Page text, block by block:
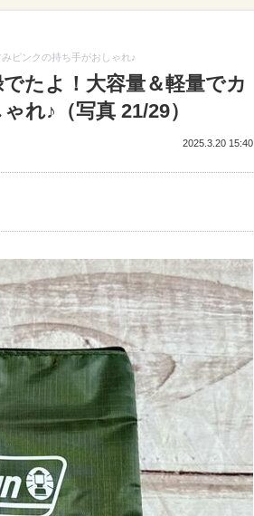
ピンクの持ち手がおしゃれ♪
たよ！大容量＆軽量でカ
れ♪（写真 21/29）
2025.3.20 15:40